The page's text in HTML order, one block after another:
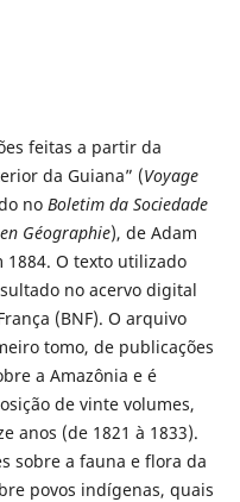
feitas a partir da
da Guiana” (Voyage
no Boletim da Sociedade
Géographie), de Adam
1884. O texto utilizado
no acervo digital
(BNF). O arquivo
tomo, de publicações
a Amazônia e é
de vinte volumes,
anos (de 1821 à 1833).
sobre a fauna e flora da
povos indígenas, quais